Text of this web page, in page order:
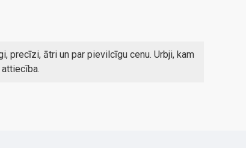
precīzi, ātri un par pievilcīgu cenu. Urbji, kam